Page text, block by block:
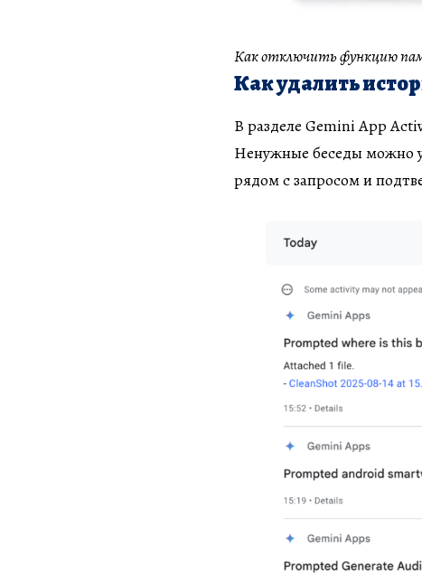
Как отключить функцию
Как удалить
В разделе Gemini App
Ненужные беседы можно
рядом с запросом и